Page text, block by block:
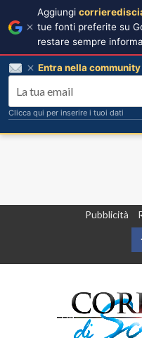
Pubblicità
Aggiungi
tue fonti preferite su
restare sempre
Entra nella
Clicca qui per inserire i tuoi dati